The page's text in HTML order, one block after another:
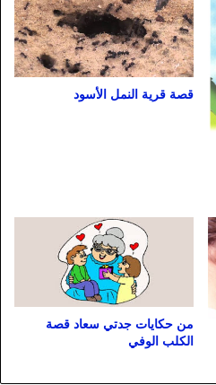
قصة قرية النمل الأسود
من حكايات جدتي سعاد قصة
الكلب الوفي